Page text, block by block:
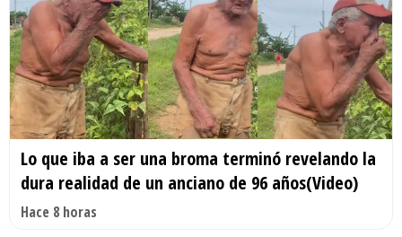
Lo que iba a ser una broma terminó revelando la
dura realidad de un anciano de 96 años(Video)
Hace 8 horas